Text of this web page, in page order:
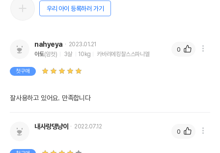
우리 아이 등록하러 가기
nahyeya
2023.01.21
아토(암컷) 3살 10kg 카바리에킹찰스스파니엘
첫구매
잘사용하고 있어요. 만족합니다
0
내사랑댕냥이 2022.07.12
0